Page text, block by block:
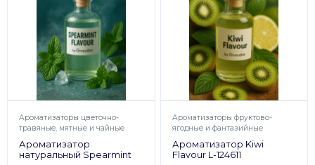
Ароматизаторы цветочно-
травяные, мятные и чайные
Ароматизатор
натуральный Spearmint
Ароматизаторы фруктово-
ягодные и фантазийные
Ароматизатор Kiwi
Flavour L-124611